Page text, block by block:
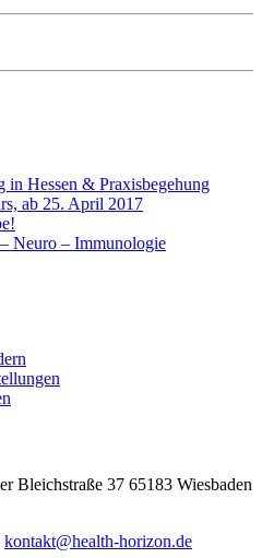
in Hessen & Praxisbegehung
ab 25. April 2017
Neuro – Immunologie
Bleichstraße 37 65183 Wiesbaden
kontakt@health-horizon.de